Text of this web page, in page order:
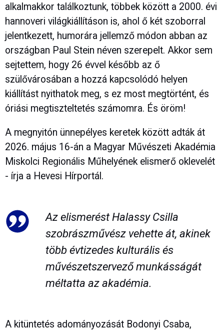
alkalmakkor találkoztunk, többek között a 2000. évi
hannoveri világkiállításon is, ahol ő két szoborral
jelentkezett, humorára jellemző módon abban az
országban Paul Stein néven szerepelt. Akkor sem
sejtettem, hogy 26 évvel később az ő
szülővárosában a hozzá kapcsolódó helyen
kiállítást nyithatok meg, s ez most megtörtént, és
óriási megtiszteltetés számomra. És öröm!
A megnyitón ünnepélyes keretek között adták át
2026. május 16-án a Magyar Művészeti Akadémia
Miskolci Regionális Műhelyének elismerő oklevelét
- írja a Hevesi Hírportál.
Az elismerést Halassy Csilla
szobrászművész vehette át, akinek
több évtizedes kulturális és
művészetszervező munkásságát
méltatta az akadémia.
A kitüntetés adományozását Bodonyi Csaba,